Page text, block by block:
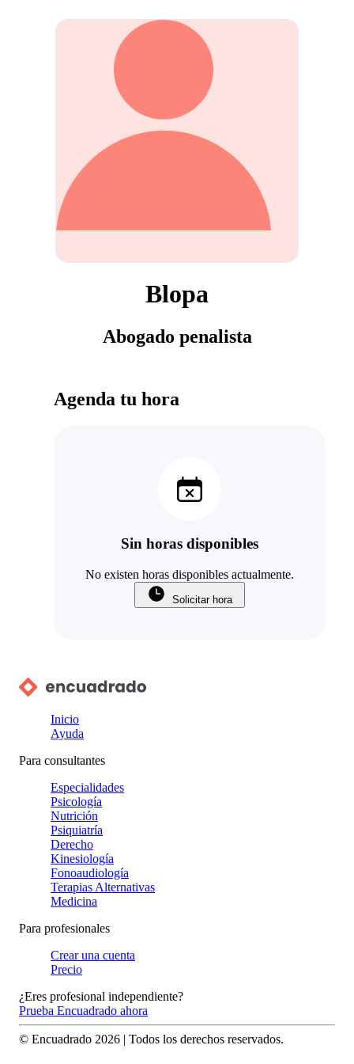
Blopa
Abogado penalista
Agenda tu hora
Sin horas disponibles
No existen horas disponibles actualmente.
Solicitar hora
Inicio
Ayuda
Para consultantes
Especialidades
Psicología
Nutrición
Psiquiatría
Derecho
Kinesiología
Fonoaudiología
Terapias Alternativas
Medicina
Para profesionales
Crear una cuenta
Precio
¿Eres profesional independiente?
Prueba Encuadrado ahora
© Encuadrado 2026 | Todos los derechos reservados.